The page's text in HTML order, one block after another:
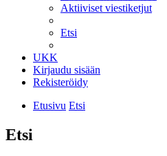
Aktiiviset viestiketjut
Etsi
UKK
Kirjaudu sisään
Rekisteröidy
Etusivu Etsi
Etsi